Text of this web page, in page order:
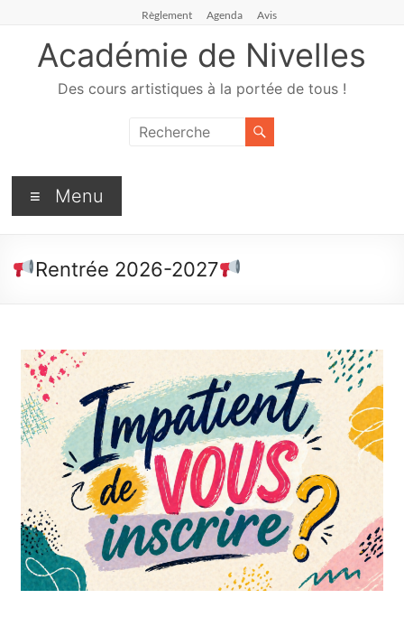
Règlement Agenda Avis
Académie de Nivelles
Des cours artistiques à la portée de tous !
Menu
Rentrée 2026-2027